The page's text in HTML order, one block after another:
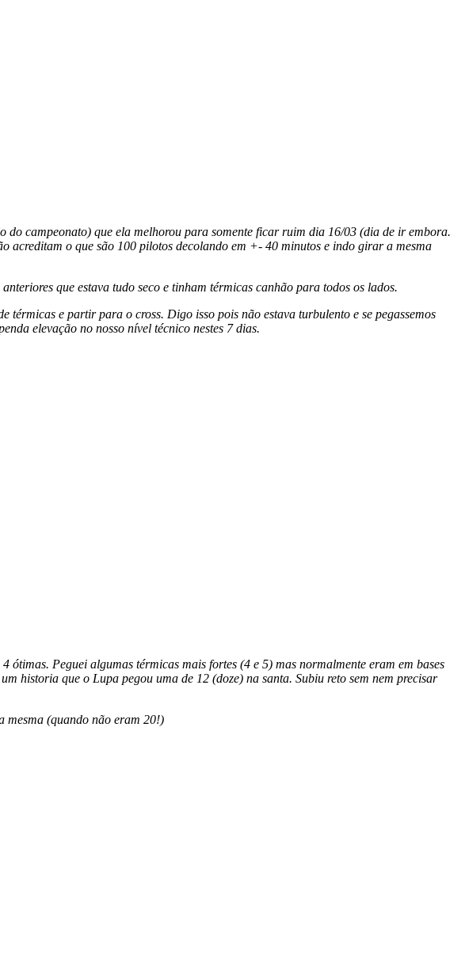
campeonato) que ela melhorou para somente ficar ruim dia 16/03 (dia de ir embora.
acreditam o que são 100 pilotos decolando em +- 40 minutos e indo girar a mesma
que estava tudo seco e tinham térmicas canhão para todos os lados.
térmicas e partir para o cross. Digo isso pois não estava turbulento e se pegassemos
elevação no nosso nível técnico nestes 7 dias.
Peguei algumas térmicas mais fortes (4 e 5) mas normalmente eram em bases
historia que o Lupa pegou uma de 12 (doze) na santa. Subiu reto sem nem precisar
mesma (quando não eram 20!)